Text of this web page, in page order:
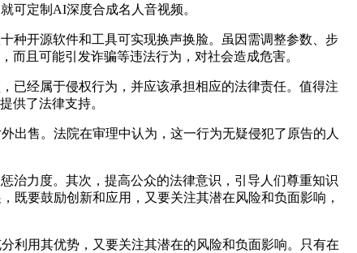
可定制AI深度合成名人音视频。
开源软件和工具可实现换声换脸。虽因需调整参数、步
且可能引发诈骗等违法行为，对社会造成危害。
经属于侵权行为，并应该承担相应的法律责任。值得注
供了法律支持。
售。法院在审理中认为，这一行为无疑侵犯了原告的人
力度。其次，提高公众的法律意识，引导人们尊重知识
要鼓励创新和应用，又要关注其潜在风险和负面影响，
用其优势，又要关注其潜在的风险和负面影响。只有在